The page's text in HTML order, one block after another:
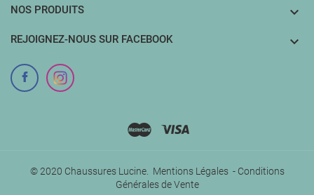
NOS PRODUITS 
REJOIGNEZ-NOUS SUR FACEBOOK 
© 2020 Chaussures Lucine. Mentions Légales- Conditions
Générales de Vente